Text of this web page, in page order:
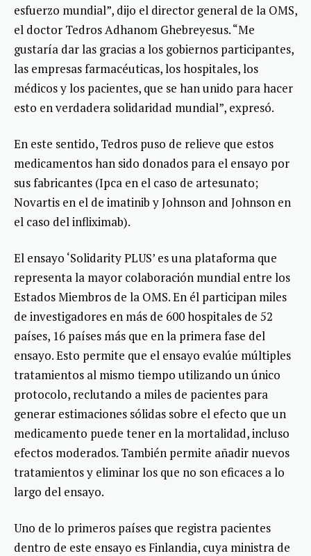
esfuerzo mundial”, dijo el director general de la OMS,
el doctor Tedros Adhanom Ghebreyesus. “Me
gustaría dar las gracias a los gobiernos participantes,
las empresas farmacéuticas, los hospitales, los
médicos y los pacientes, que se han unido para hacer
esto en verdadera solidaridad mundial”, expresó.
En este sentido, Tedros puso de relieve que estos
medicamentos han sido donados para el ensayo por
sus fabricantes (Ipca en el caso de artesunato;
Novartis en el de imatinib y Johnson and Johnson en
el caso del infliximab).
El ensayo ‘Solidarity PLUS’ es una plataforma que
representa la mayor colaboración mundial entre los
Estados Miembros de la OMS. En él participan miles
de investigadores en más de 600 hospitales de 52
países, 16 países más que en la primera fase del
ensayo. Esto permite que el ensayo evalúe múltiples
tratamientos al mismo tiempo utilizando un único
protocolo, reclutando a miles de pacientes para
generar estimaciones sólidas sobre el efecto que un
medicamento puede tener en la mortalidad, incluso
efectos moderados. También permite añadir nuevos
tratamientos y eliminar los que no son eficaces a lo
largo del ensayo.
Uno de lo primeros países que registra pacientes
dentro de este ensayo es Finlandia, cuya ministra de